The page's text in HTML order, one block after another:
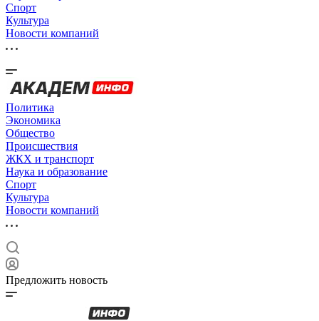
Спорт
Культура
Новости компаний
Политика
Экономика
Общество
Происшествия
ЖКХ и транспорт
Наука и образование
Спорт
Культура
Новости компаний
Предложить новость